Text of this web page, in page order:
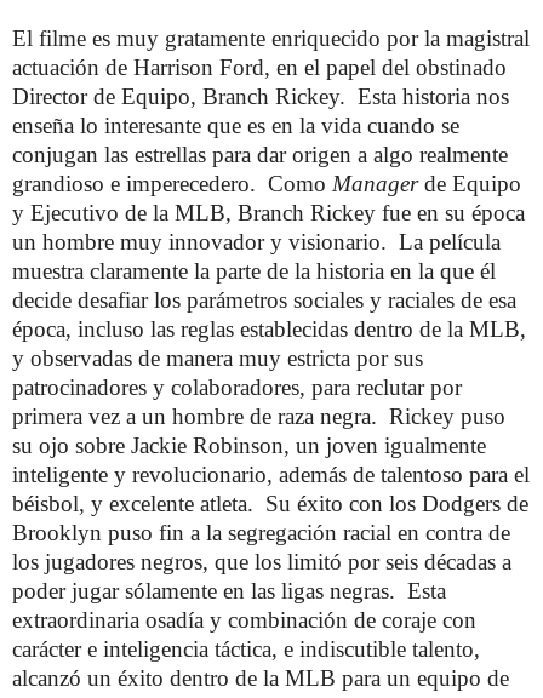
El filme es muy gratamente enriquecido por la magistral
actuación de Harrison Ford, en el papel del obstinado
Director de Equipo, Branch Rickey. Esta historia nos
enseña lo interesante que es en la vida cuando se
conjugan las estrellas para dar origen a algo realmente
grandioso e imperecedero. Como Managerde Equipo
y Ejecutivo de la MLB, Branch Rickey fue en su época
un hombre muy innovador y visionario. La película
muestra claramente la parte de la historia en la que él
decide desafiar los parámetros sociales y raciales de esa
época, incluso las reglas establecidas dentro de la MLB,
y observadas de manera muy estricta por sus
patrocinadores y colaboradores, para reclutar por
primera vez a un hombre de raza negra. Rickey puso
su ojo sobre Jackie Robinson, un joven igualmente
inteligente y revolucionario, además de talentoso para el
béisbol, y excelente atleta. Su éxito con los Dodgers de
Brooklyn puso fin a la segregación racial en contra de
los jugadores negros, que los limitó por seis décadas a
poder jugar sólamente en las ligas negras. Esta
extraordinaria osadía y combinación de coraje con
carácter e inteligencia táctica, e indiscutible talento,
alcanzó un éxito dentro de la MLB para un equipo de